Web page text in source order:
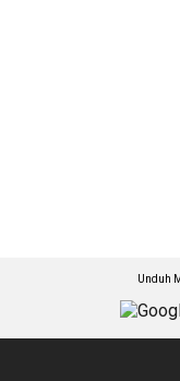
Unduh